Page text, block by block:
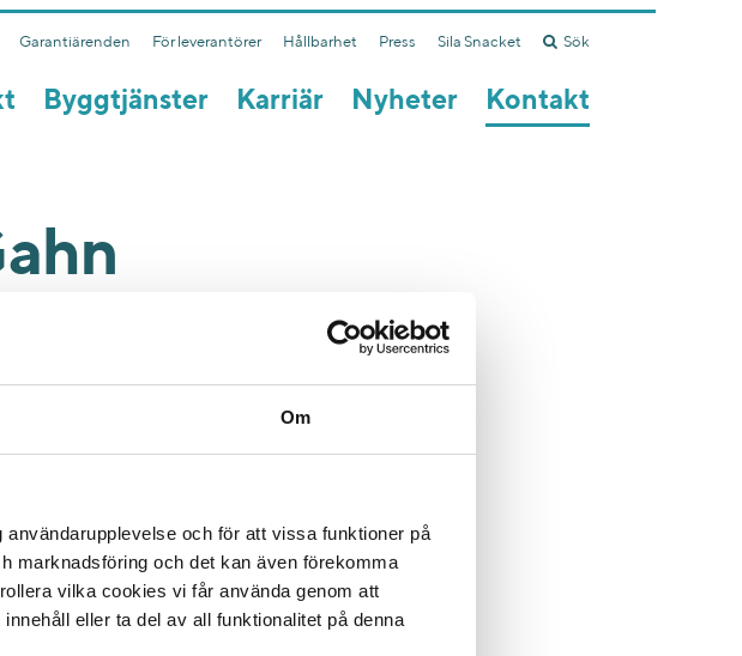
Om
och för att vissa funktioner på
marknadsföring och det kan även förekomma
vilka cookies vi får använda genom att
eller ta del av all funktionalitet på denna
Garantiärenden För leverantörer Hållbarhet Press Sila Snacket Sök
Byggtjänster Karriär Nyheter Kontakt